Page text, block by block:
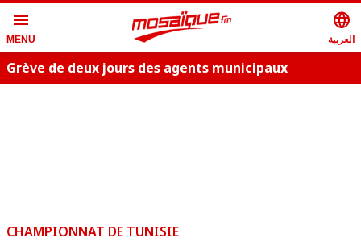
menu
MENU
language
العربية
Grève de deux jours des agents municipaux
CHAMPIONNAT DE TUNISIE